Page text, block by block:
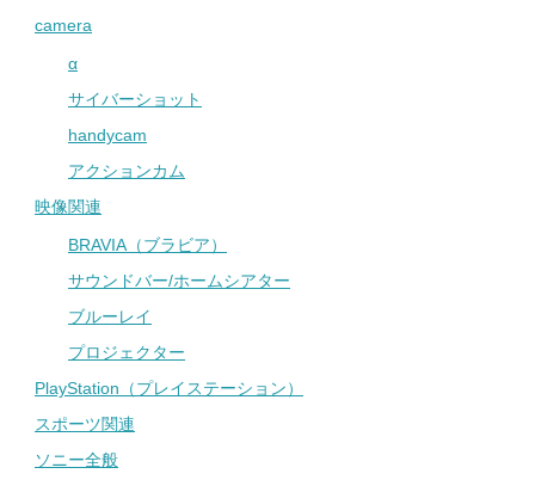
camera
α
サイバーショット
handycam
アクションカム
映像関連
BRAVIA（ブラビア）
サウンドバー/ホームシアター
ブルーレイ
プロジェクター
PlayStation（プレイステーション）
スポーツ関連
ソニー全般